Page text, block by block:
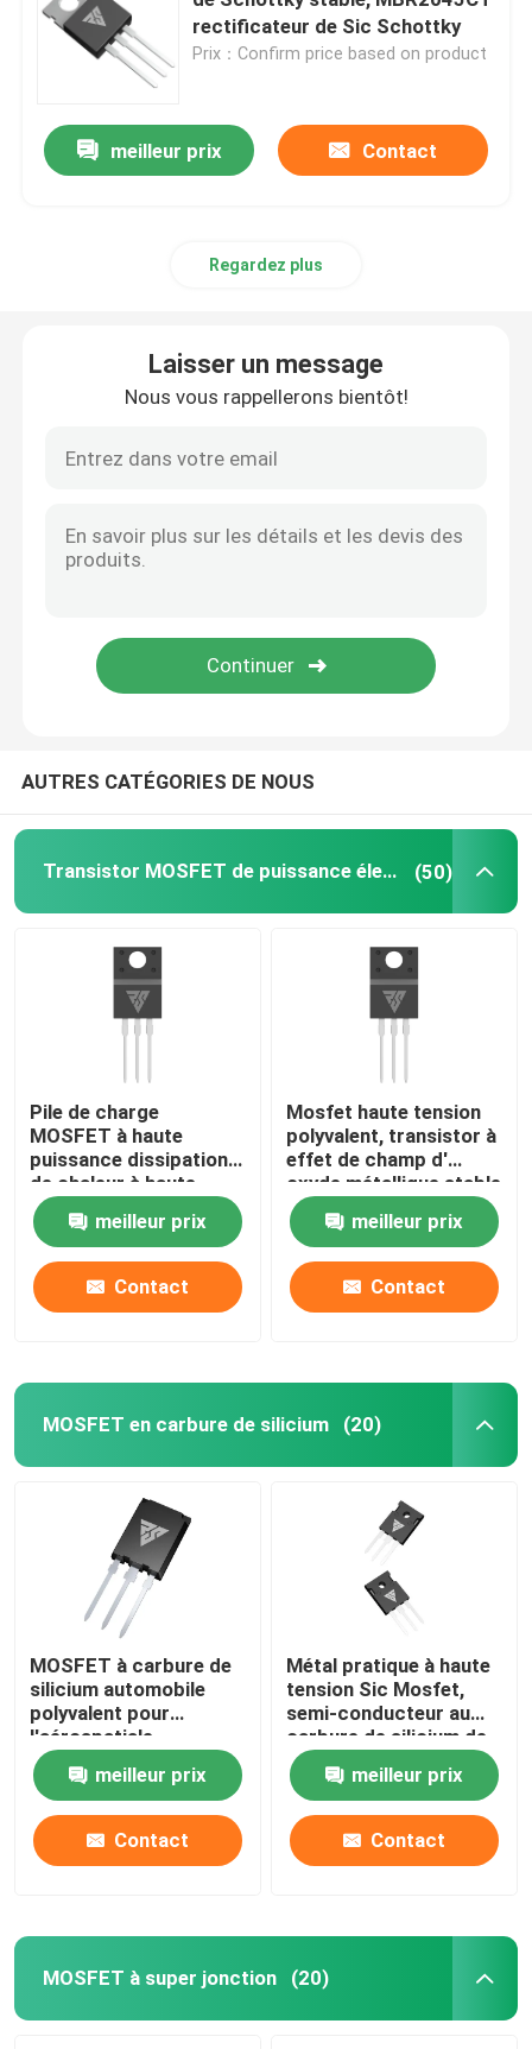
MOSFET à super jonction
SBD au carbure de silicium
IGBT à haute puissance
rectificateur de Sic Schottky
Prix：Confirm price based on product
meilleur prix Contact
Regardez plus
Laisser un message
Nous vous rappellerons bientôt!
AUTRES CATÉGORIES DE NOUS
Transistor MOSFET de puissance élevée (50)
Pile de charge
MOSFET à haute
puissance dissipation
de chaleur à haute
fréquence Durable
meilleur prix
Contact
Mosfet haute tension
polyvalent, transistor à
effet de champ d'
oxyde métallique stable
meilleur prix
Contact
MOSFET en carbure de silicium (20)
MOSFET à carbure de
silicium automobile
polyvalent pour
l'aérospatiale
meilleur prix
Contact
Métal pratique à haute
tension Sic Mosfet,
semi-conducteur au
carbure de silicium de
type N
meilleur prix
Contact
MOSFET à super jonction (20)